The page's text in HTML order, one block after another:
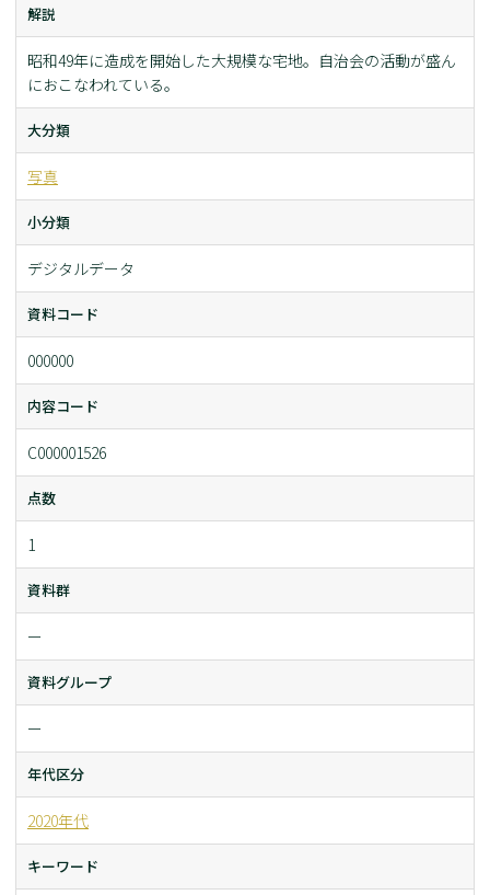
解説
昭和49年に造成を開始した大規模な宅地。自治会の活動が盛ん
におこなわれている。
大分類
写真
小分類
デジタルデータ
資料コード
000000
内容コード
C000001526
点数
1
資料群
ー
資料グループ
ー
年代区分
2020年代
キーワード